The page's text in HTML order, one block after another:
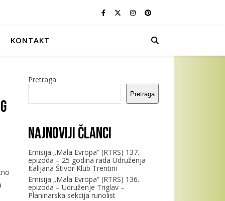
KONTAKT
Pretraga
Pretraga
Najnoviji članci
Emisija „Mala Evropa“ (RTRS) 137.
epizoda – 25 godina rada Udruženja
Italijana Štivor Klub Trentini
Emisija „Mala Evropa“ (RTRS) 136.
epizoda – Udruženje Triglav –
Planinarska sekcija runolist